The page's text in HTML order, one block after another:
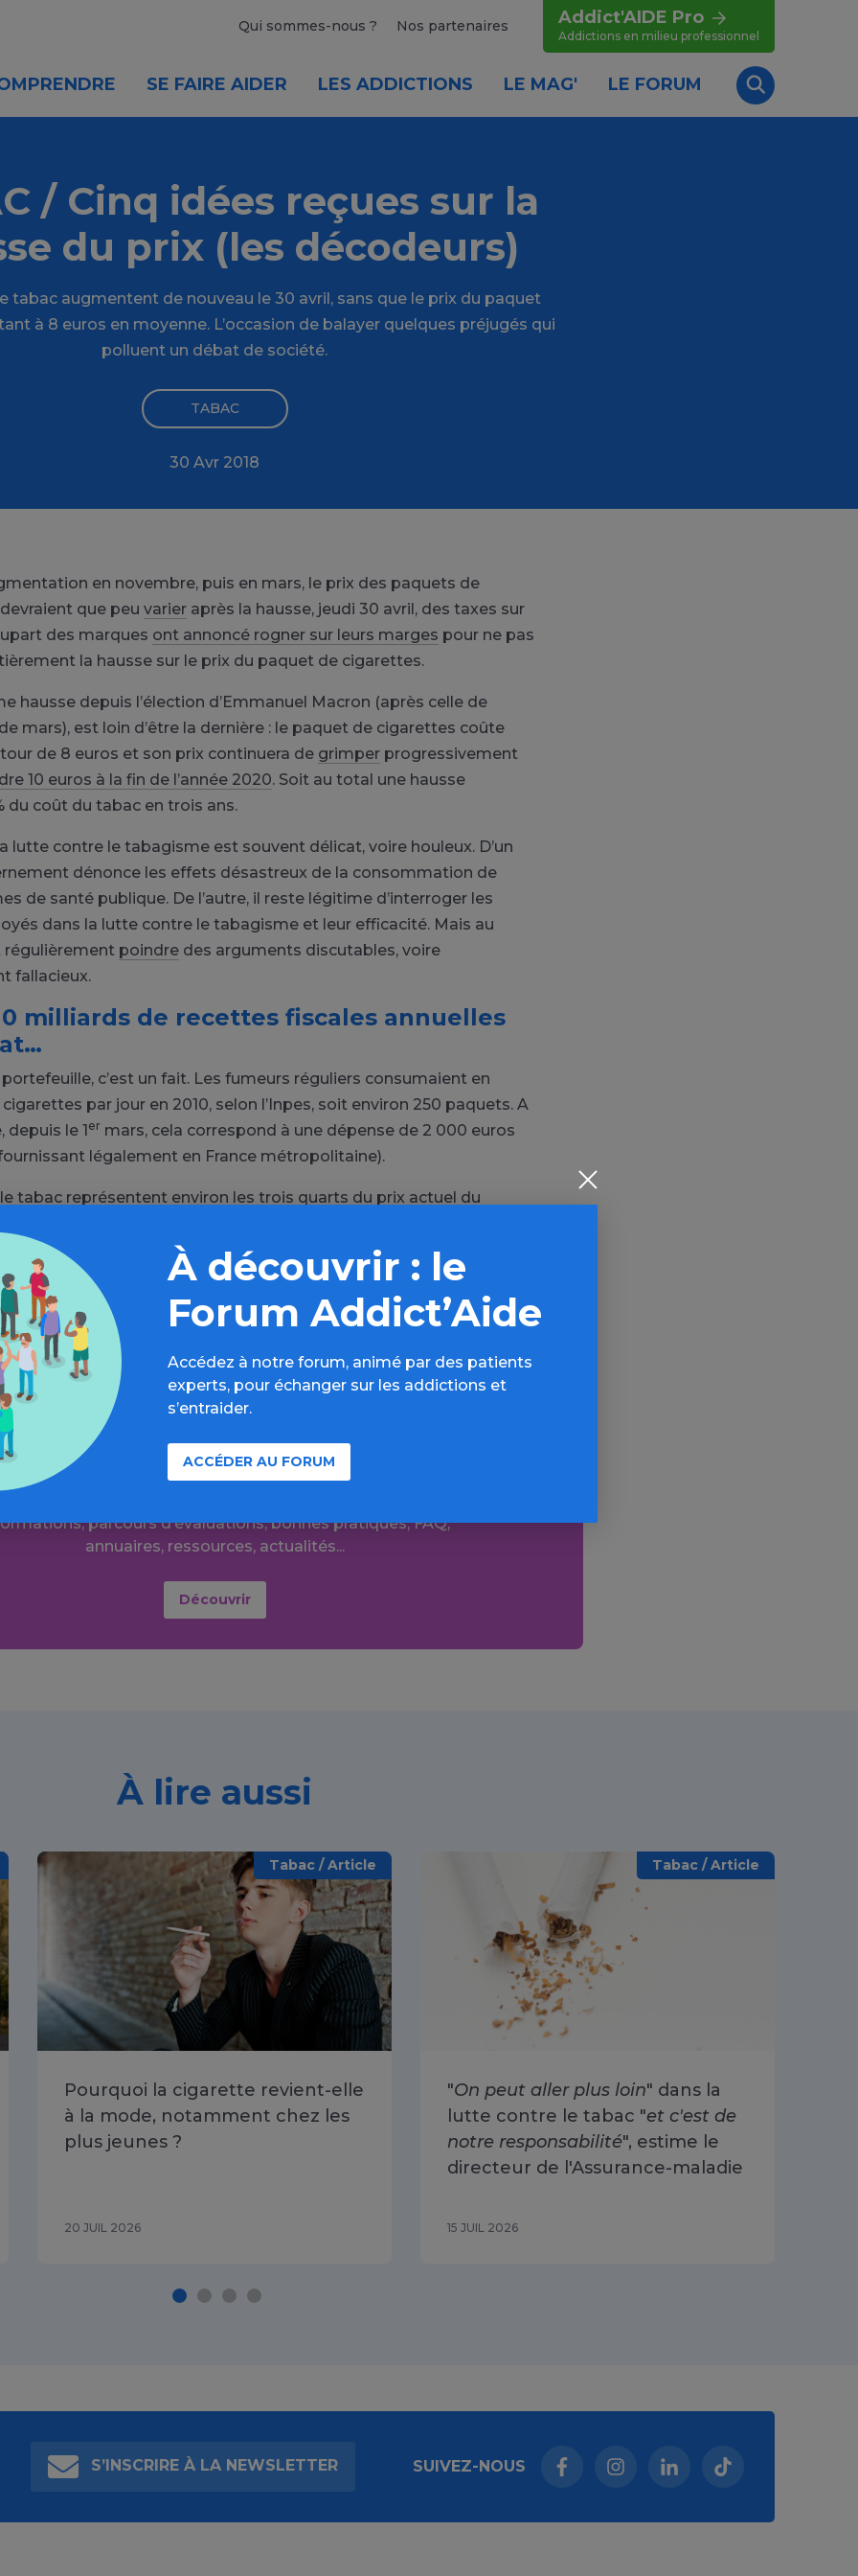
Qui sommes-nous ? Nos partenaires Addict'AIDE Pro
Addictions en milieu professionnel
SE FAIRE AIDER LES ADDICTIONS LE MAG' LE FORUM
Recherche
/ Cinq idées reçues sur la
du prix (les décodeurs)
tabac augmentent de nouveau le 30 avril, sans que le prix du paquet
à 8 euros en moyenne. L’occasion de balayer quelques préjugés qui
polluent un débat de société.
TABAC
30 Avr 2018
en novembre, puis en mars, le prix des paquets de
que peu varier après la hausse, jeudi 30 avril, des taxes sur
des marques ont annoncé rogner sur leurs marges pour ne pas
la hausse sur le prix du paquet de cigarettes.
hausse depuis l’élection d’Emmanuel Macron (après celle de
mars), est loin d’être la dernière : le paquet de cigarettes coûte
de 8 euros et son prix continuera de grimper progressivement
10 euros à la fin de l’année 2020. Soit au total une hausse
du coût du tabac en trois ans.
lutte contre le tabagisme est souvent délicat, voire houleux. D’un
dénonce les effets désastreux de la consommation de
de santé publique. De l’autre, il reste légitime d’interroger les
dans la lutte contre le tabagisme et leur efficacité. Mais au
régulièrement poindre des arguments discutables, voire
fallacieux.
milliards de recettes fiscales annuelles
c’est un fait. Les fumeurs réguliers consumaient en
par jour en 2010, selon l’Inpes, soit environ 250 paquets. A
depuis le 1er mars, cela correspond à une dépense de 2 000 euros
légalement en France métropolitaine).
tabac représentent environ les trois quarts du prix actuel du
Aller plus loin sur l’espace Tabac
parcours d’évaluations, bonnes pratiques, FAQ,
annuaires, ressources, actualités...
Découvrir
À lire aussi
Tabac / Article
Pourquoi la cigarette revient-elle
à la mode, notamment chez les
plus jeunes ?
20 JUIL 2026
Tabac / Article
"On peut aller plus loin" dans la
lutte contre le tabac "et c'est de
notre responsabilité", estime le
directeur de l'Assurance-maladie
15 JUIL 2026
À découvrir : le
Forum Addict’Aide
Accédez à notre forum, animé par des patients
experts, pour échanger sur les addictions et
s’entraider.
ACCÉDER AU FORUM
S’INSCRIRE À LA NEWSLETTER SUIVEZ-NOUS
Facebook (nouvelle fenêtre)
Instagram (nouvelle fenêtre)
Linkedin (nouvelle
Tiktok (nouvelle